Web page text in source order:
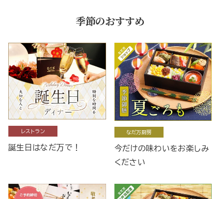
季節のおすすめ
レストラン
誕生日はなだ万で！
なだ万厨房
今だけの味わいをお楽しみ
ください